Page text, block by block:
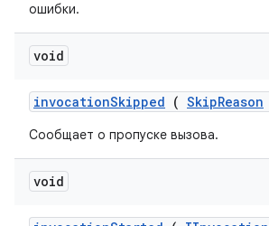
ошибки.
void
invocationSkipped ( SkipReason
Сообщает о пропуске вызова.
void